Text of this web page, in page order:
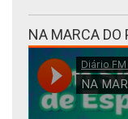
NA MARCA